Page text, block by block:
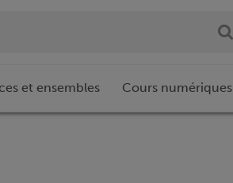
et ensembles Cours numériques